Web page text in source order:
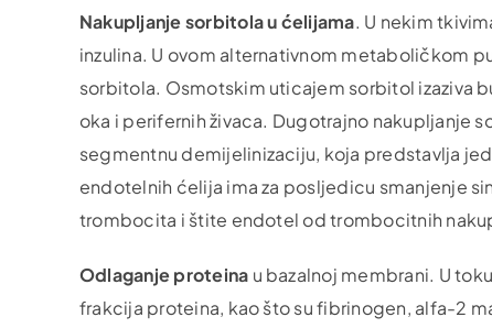
Nakupljanje sorbitola u ćelijama. U nekim
inzulina. U ovom alternativnom metaboličkom
sorbitola. Osmotskim uticajem sorbitol izaziva
oka i perifernih živaca. Dugotrajno nakupljanje
segmentnu demijelinizaciju, koja predstavlja
endotelnih ćelija ima za posljedicu smanjenje
trombocita i štite endotel od trombocitnih
Odlaganje proteina u bazalnoj membrani. U
frakcija proteina, kao što su fibrinogen, alfa-2